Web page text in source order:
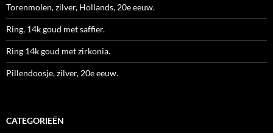
Torenmolen, zilver, Hollands, 20e eeuw.
Ring, 14k goud met saffier.
Ring 14k goud met zirkonia.
Pillendoosje, zilver, 20e eeuw.
CATEGORIEËN